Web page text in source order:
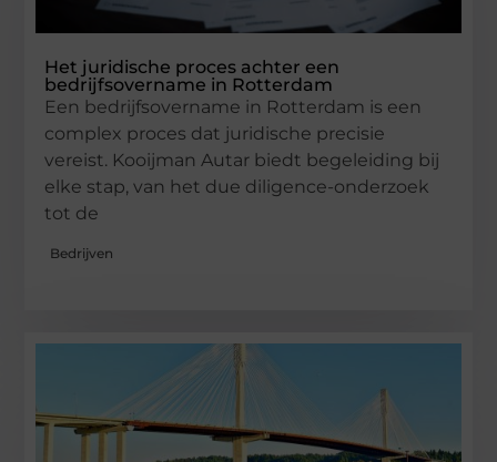
Het juridische proces achter een
bedrijfsovername in Rotterdam
Een bedrijfsovername in Rotterdam is een
complex proces dat juridische precisie
vereist. Kooijman Autar biedt begeleiding bij
elke stap, van het due diligence-onderzoek
tot de
Bedrijven